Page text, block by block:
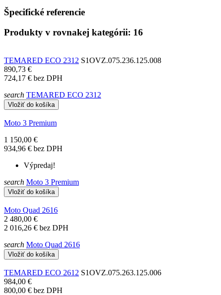
Špecifické referencie
Produkty v rovnakej kategórii: 16
TEMARED ECO 2312 S1OVZ.075.236.125.008
890,73 €
724,17 € bez DPH
search TEMARED ECO 2312
Vložiť do košíka
Moto 3 Premium
1 150,00 €
934,96 € bez DPH
Výpredaj!
search Moto 3 Premium
Vložiť do košíka
Moto Quad 2616
2 480,00 €
2 016,26 € bez DPH
search Moto Quad 2616
Vložiť do košíka
TEMARED ECO 2612 S1OVZ.075.263.125.006
984,00 €
800,00 € bez DPH